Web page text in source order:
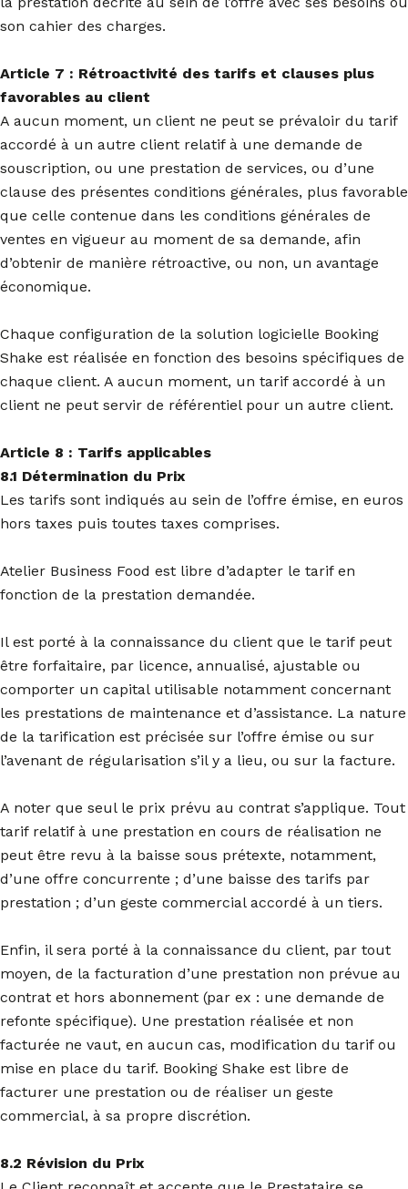
son cahier des charges.
Article 7 : Rétroactivité des tarifs et clauses plus
favorables au client
A aucun moment, un client ne peut se prévaloir du tarif
accordé à un autre client relatif à une demande de
souscription, ou une prestation de services, ou d’une
clause des présentes conditions générales, plus favorable
que celle contenue dans les conditions générales de
ventes en vigueur au moment de sa demande, afin
d’obtenir de manière rétroactive, ou non, un avantage
économique.
Chaque configuration de la solution logicielle Booking
Shake est réalisée en fonction des besoins spécifiques de
chaque client. A aucun moment, un tarif accordé à un
client ne peut servir de référentiel pour un autre client.
Article 8 : Tarifs applicables
8.1 Détermination du Prix
Les tarifs sont indiqués au sein de l’offre émise, en euros
hors taxes puis toutes taxes comprises.
Atelier Business Food est libre d’adapter le tarif en
fonction de la prestation demandée.
Il est porté à la connaissance du client que le tarif peut
être forfaitaire, par licence, annualisé, ajustable ou
comporter un capital utilisable notamment concernant
les prestations de maintenance et d’assistance. La nature
de la tarification est précisée sur l’offre émise ou sur
l’avenant de régularisation s’il y a lieu, ou sur la facture.
A noter que seul le prix prévu au contrat s’applique. Tout
tarif relatif à une prestation en cours de réalisation ne
peut être revu à la baisse sous prétexte, notamment,
d’une offre concurrente ; d’une baisse des tarifs par
prestation ; d’un geste commercial accordé à un tiers.
Enfin, il sera porté à la connaissance du client, par tout
moyen, de la facturation d’une prestation non prévue au
contrat et hors abonnement (par ex : une demande de
refonte spécifique). Une prestation réalisée et non
facturée ne vaut, en aucun cas, modification du tarif ou
mise en place du tarif. Booking Shake est libre de
facturer une prestation ou de réaliser un geste
commercial, à sa propre discrétion.
8.2 Révision du Prix